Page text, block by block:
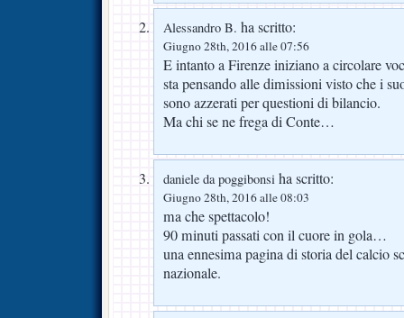
Alessandro B. ha scritto:
Giugno 28th, 2016 alle 07:56
E intanto a Firenze iniziano a circolare
sta pensando alle dimissioni visto che i
sono azzerati per questioni di bilancio.
Ma chi se ne frega di Conte…
daniele da poggibonsi ha scritto:
Giugno 28th, 2016 alle 08:03
ma che spettacolo!
90 minuti passati con il cuore in gola…
una ennesima pagina di storia del calcio
nazionale.